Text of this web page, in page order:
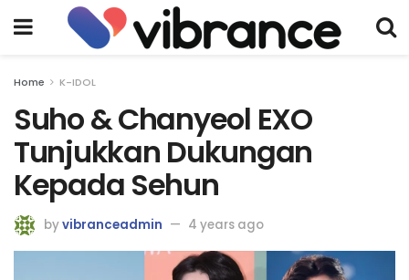
Home K-IDOL
Suho & Chanyeol EXO
Tunjukkan Dukungan
Kepada Sehun
byvibranceadmin 4 years ago